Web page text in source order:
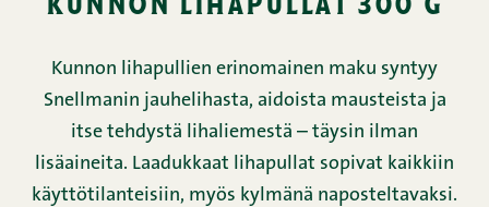
Kunnon lihapullien erinomainen maku syntyy
Snellmanin jauhelihasta, aidoista mausteista ja
itse tehdystä lihaliemestä – täysin ilman
lisäaineita. Laadukkaat lihapullat sopivat kaikkiin
käyttötilanteisiin, myös kylmänä naposteltavaksi.